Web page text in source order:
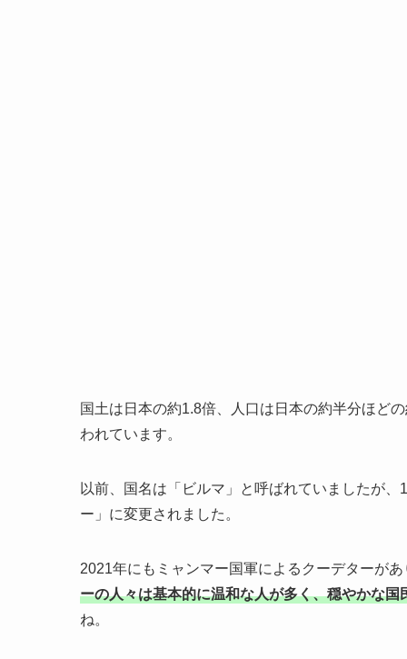
国土は日本の約1.8倍、人口は日本の約半分ほど
われています。
以前、国名は「ビルマ」と呼ばれていましたが
ー」に変更されました。
2021年にもミャンマー国軍によるクーデターが
ーの人々は基本的に温和な人が多く、穏やかな国
ね。